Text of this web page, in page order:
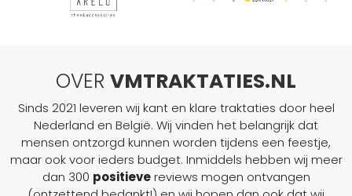
OVER VMTRAKTATIES.NL
Sinds 2021 leveren wij kant en klare traktaties door heel
Nederland en België. Wij vinden het belangrijk dat
mensen ontzorgd kunnen worden tijdens een feestje,
maar ook voor ieders budget. Inmiddels hebben wij meer
dan 300 positievereviews mogen ontvangen